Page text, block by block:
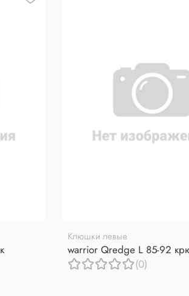
Клюшки левые
warrior Qredge L 85-92
(0)